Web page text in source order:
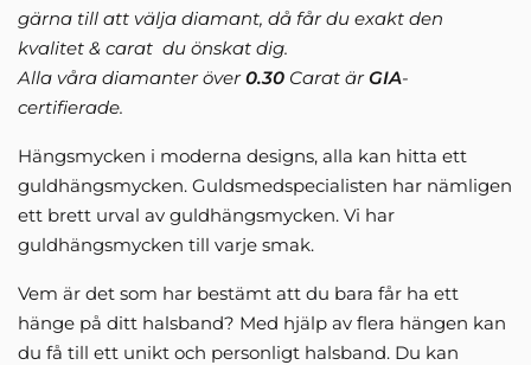
gärna till att välja diamant, då får du exakt den
kvalitet & carat du önskat dig.
Alla våra diamanter över0.30 Carat ärGIA-
certifierade.
Hängsmycken i moderna designs, alla kan hitta ett
guldhängsmycken. Guldsmedspecialisten har nämligen
ett brett urval av guldhängsmycken. Vi har
guldhängsmycken till varje smak.
Vem är det som har bestämt att du bara får ha ett
hänge på ditt halsband? Med hjälp av flera hängen kan
du få till ett unikt och personligt halsband. Du kan